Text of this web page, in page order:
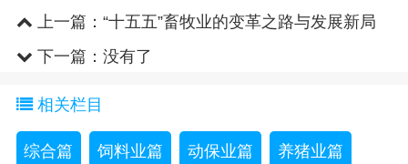
上一篇： “十五五”畜牧业的变革之路与发展新局
下一篇：没有了
相关栏目
综合篇 饲料业篇 动保业篇 养猪业篇